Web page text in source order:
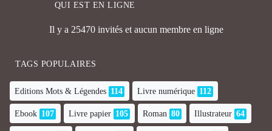
QUI EST EN LIGNE
Il y a 25470 invités et aucun membre en ligne
TAGS POPULAIRES
Editions Mots & Légendes 114 Livre numérique 112
Ebook 107 Livre papier 105 Roman 80 Illustrateur 64